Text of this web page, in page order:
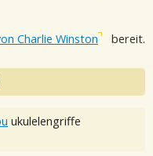
Charlie Winston bereit.
ukulelengriffe